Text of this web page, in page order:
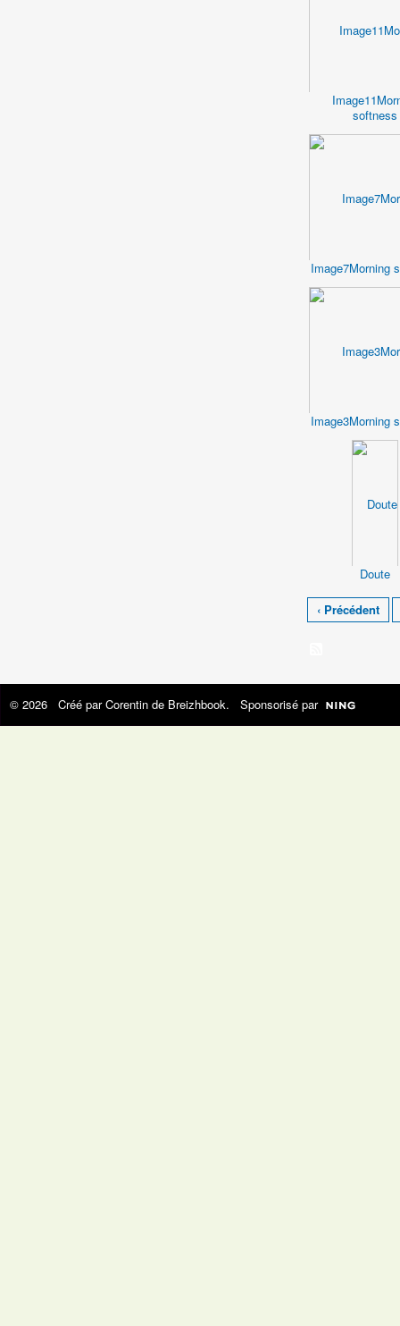
softness
Image7Morning
Image3Morning
Doute
‹ Précédent
© 2026 Créé parCorentin de Breizhbook. Sponsorisé par